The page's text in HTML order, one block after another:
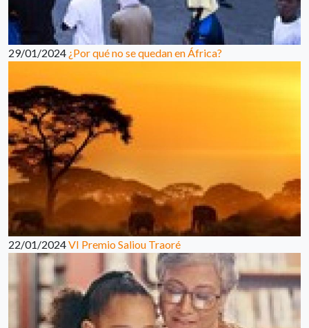
29/01/2024 ¿Por qué no se quedan en África?
22/01/2024VI Premio Saliou Traoré